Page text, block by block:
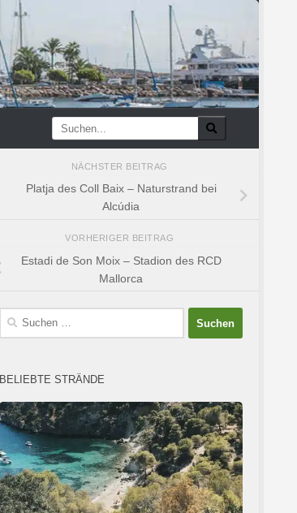
NÄCHSTER BEITRAG
Platja des Coll Baix – Naturstrand bei
Alcúdia
VORHERIGER BEITRAG
Estadi de Son Moix – Stadion des RCD
Mallorca
Suchen
nach:
BELIEBTE STRÄNDE